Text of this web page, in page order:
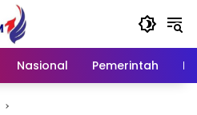
Nasional Pemerintah